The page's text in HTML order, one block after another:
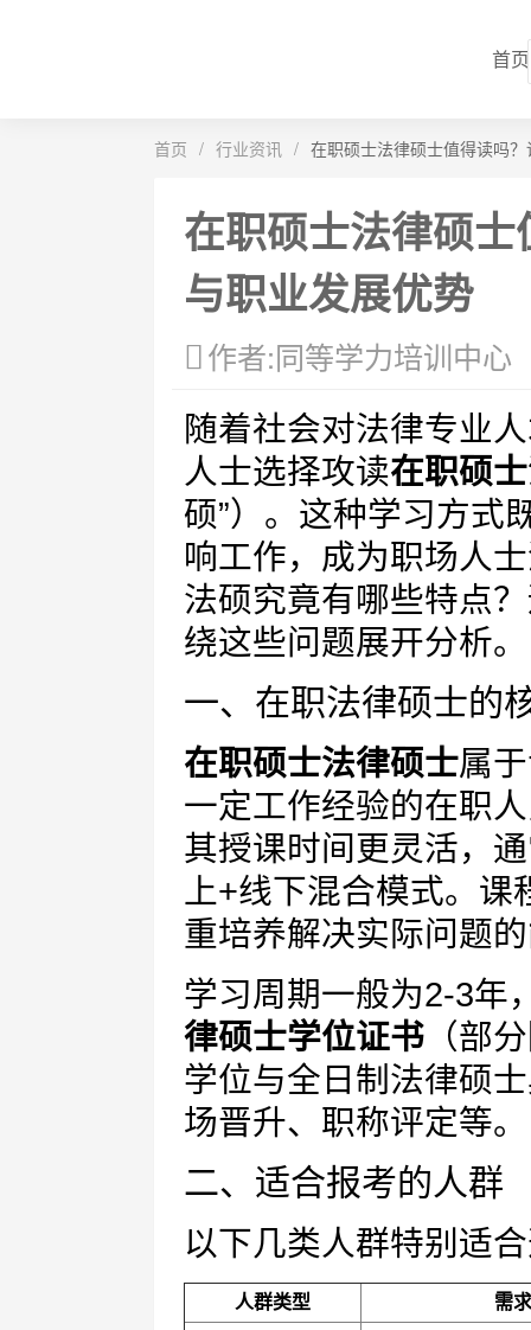
首页
首页 / 行业资讯 / 在职硕士法律硕士值得读吗
在职硕士法律硕
与职业发展优势
作者:同等学力培训中心
随着社会对法律专业
人士选择攻读在职硕
硕”）。这种学习方式
响工作，成为职场人
法硕究竟有哪些特点
绕这些问题展开分析。
一、在职法律硕士的
在职硕士法律硕士属
一定工作经验的在职
其授课时间更灵活，
上+线下混合模式。课
重培养解决实际问题
学习周期一般为2-3年
律硕士学位证书 （部
学位与全日制法律硕
场晋升、职称评定等。
二、适合报考的人群
以下几类人群特别适
人群类型
需